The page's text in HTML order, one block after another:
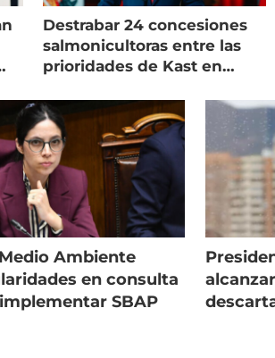
Destrabar 24 concesiones
salmonicultoras entre las
prioridades de Kast en
Ambiente
en consulta
SBAP